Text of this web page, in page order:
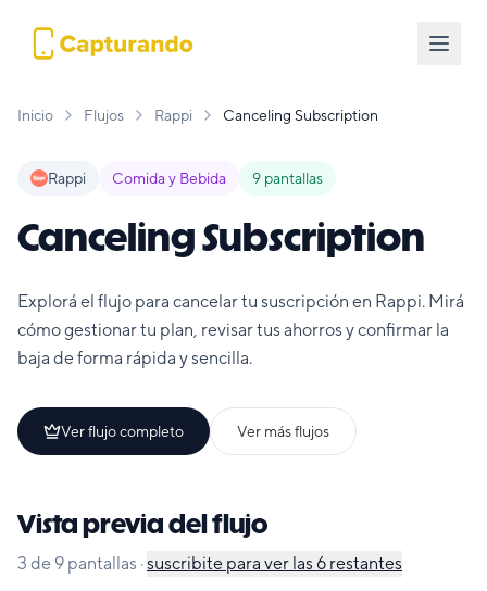
Inicio Flujos Rappi Canceling Subscription
Rappi Comida y Bebida 9 pantallas
Canceling Subscription
Explorá el flujo para cancelar tu suscripción en Rappi. Mirá
cómo gestionar tu plan, revisar tus ahorros y confirmar la
baja de forma rápida y sencilla.
Ver flujo completo Ver más flujos
Vista previa del flujo
3 de 9 pantallas ·suscribite para ver las 6 restantes